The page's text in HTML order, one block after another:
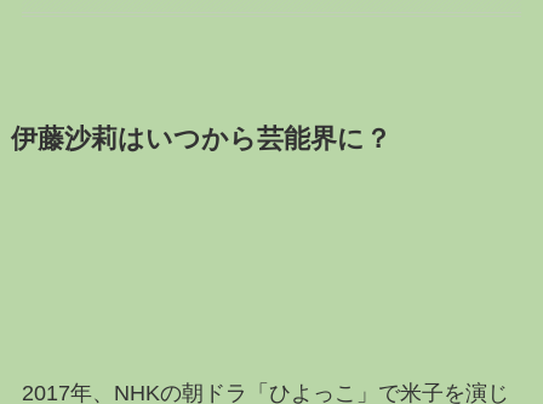
伊藤沙莉はいつから芸能界に？
2017年、NHKの朝ドラ「ひよっこ」で米子を演じ